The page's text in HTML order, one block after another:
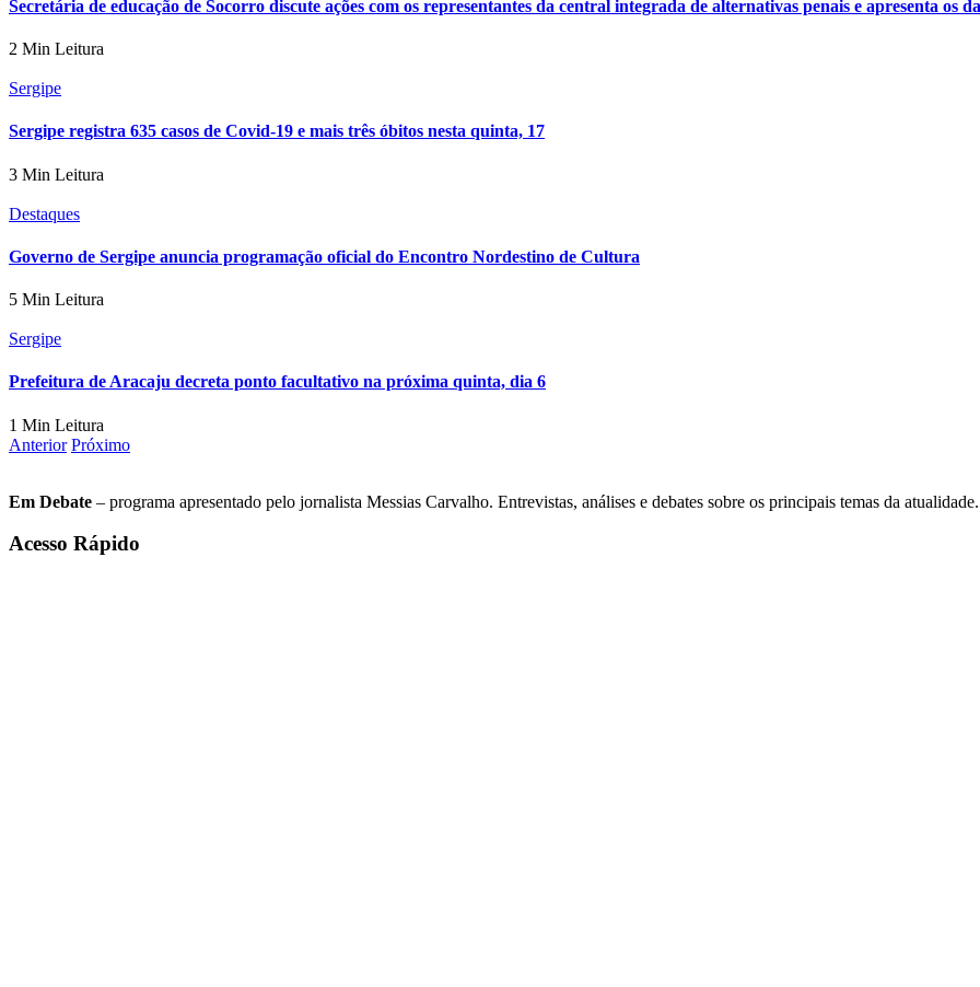
Secretária de educação de Socorro discute ações com os representantes da central integrada de alternativas penais e apresenta os
2 Min Leitura
Sergipe
Sergipe registra 635 casos de Covid-19 e mais três óbitos nesta quinta, 17
3 Min Leitura
Destaques
Governo de Sergipe anuncia programação oficial do Encontro Nordestino de Cultura
5 Min Leitura
Sergipe
Prefeitura de Aracaju decreta ponto facultativo na próxima quinta, dia 6
1 Min Leitura
Anterior Próximo
Em Debate – programa apresentado pelo jornalista Messias Carvalho. Entrevistas, análises e debates sobre os principais temas da atualidade.
Acesso Rápido